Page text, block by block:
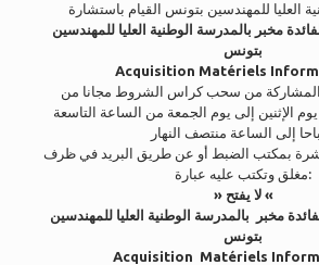
العليا للمهندسين بتونس القيام باستشارة
لفائدة مخبر بالمدرسة الوطنية العليا للمهندسين
بتونس
Acquisition Matériels
المشاركة من سحب كراس الشروط مجانا من
الإثنين إلى يوم الجمعة من الساعة التاسعة
بمكتب الضبط أو عن طريق البريد في ظرف
مغلق وتكتب عليه عبارة:
» لا يفتح «
لفائدة مخبر بالمدرسة الوطنية العليا للمهندسين
بتونس
Acquisition Matériels